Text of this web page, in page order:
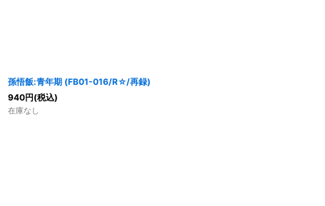
孫悟飯:青年期 (FB01-016/R☆/再録)
940円(税込)
在庫なし